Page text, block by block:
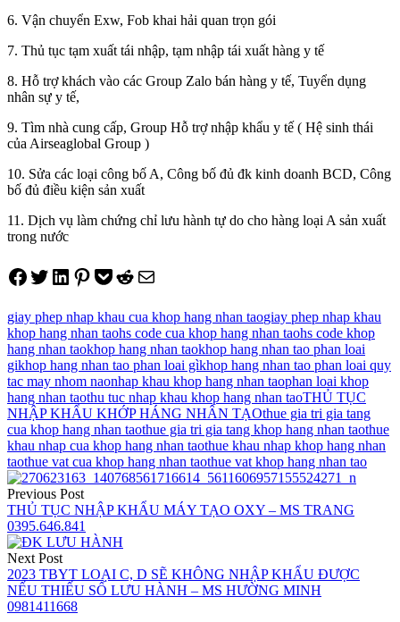
6. Vận chuyển Exw, Fob khai hải quan trọn gói
7. Thủ tục tạm xuất tái nhập, tạm nhập tái xuất hàng y tế
8. Hỗ trợ khách vào các Group Zalo bán hàng y tế, Tuyển dụng
nhân sự y tế,
9. Tìm nhà cung cấp, Group Hỗ trợ nhập khẩu y tế ( Hệ sinh thái
của Airseaglobal Group )
10. Sửa các loại công bố A, Công bố đủ đk kinh doanh BCD, Công
bố đủ điều kiện sản xuất
11. Dịch vụ làm chứng chỉ lưu hành tự do cho hàng loại A sản xuất
trong nước
Share on Facebook
Tweet on Twitter
Share on LinkedIn
Pin on Pinterest
Save to pocket
Share on Reddit
Share via Email
giay phep nhap khau cua khop hang nhan taogiay phep nhap khau
khop hang nhan taohs code cua khop hang nhan taohs code khop
hang nhan taokhop hang nhan taokhop hang nhan tao phan loai
gikhop hang nhan tao phan loai gìkhop hang nhan tao phan loai quy
tac may nhom naonhap khau khop hang nhan taophan loai khop
hang nhan taothu tuc nhap khau khop hang nhan taoTHỦ TỤC
NHẬP KHẨU KHỚP HÁNG NHÂN TẠOthue gia tri gia tang
cua khop hang nhan taothue gia tri gia tang khop hang nhan taothue
khau nhap cua khop hang nhan taothue khau nhap khop hang nhan
taothue vat cua khop hang nhan taothue vat khop hang nhan tao
Điều
hướng
bài
viết
Previous Post
THỦ TỤC NHẬP KHẨU MÁY TẠO OXY – MS TRANG
0395.646.841
Next Post
2023 TBYT LOẠI C, D SẼ KHÔNG NHẬP KHẨU ĐƯỢC
NẾU THIẾU SỐ LƯU HÀNH – MS HƯỜNG MINH
0981411668